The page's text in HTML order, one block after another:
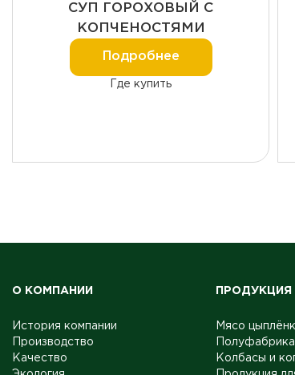
СУП ГОРОХОВЫЙ С
КОПЧЕНОСТЯМИ
Подробнее
Где купить
О КОМПАНИИ
История компании
Производство
Качество
ПРОДУКЦИЯ
Мясо
Колбасы и